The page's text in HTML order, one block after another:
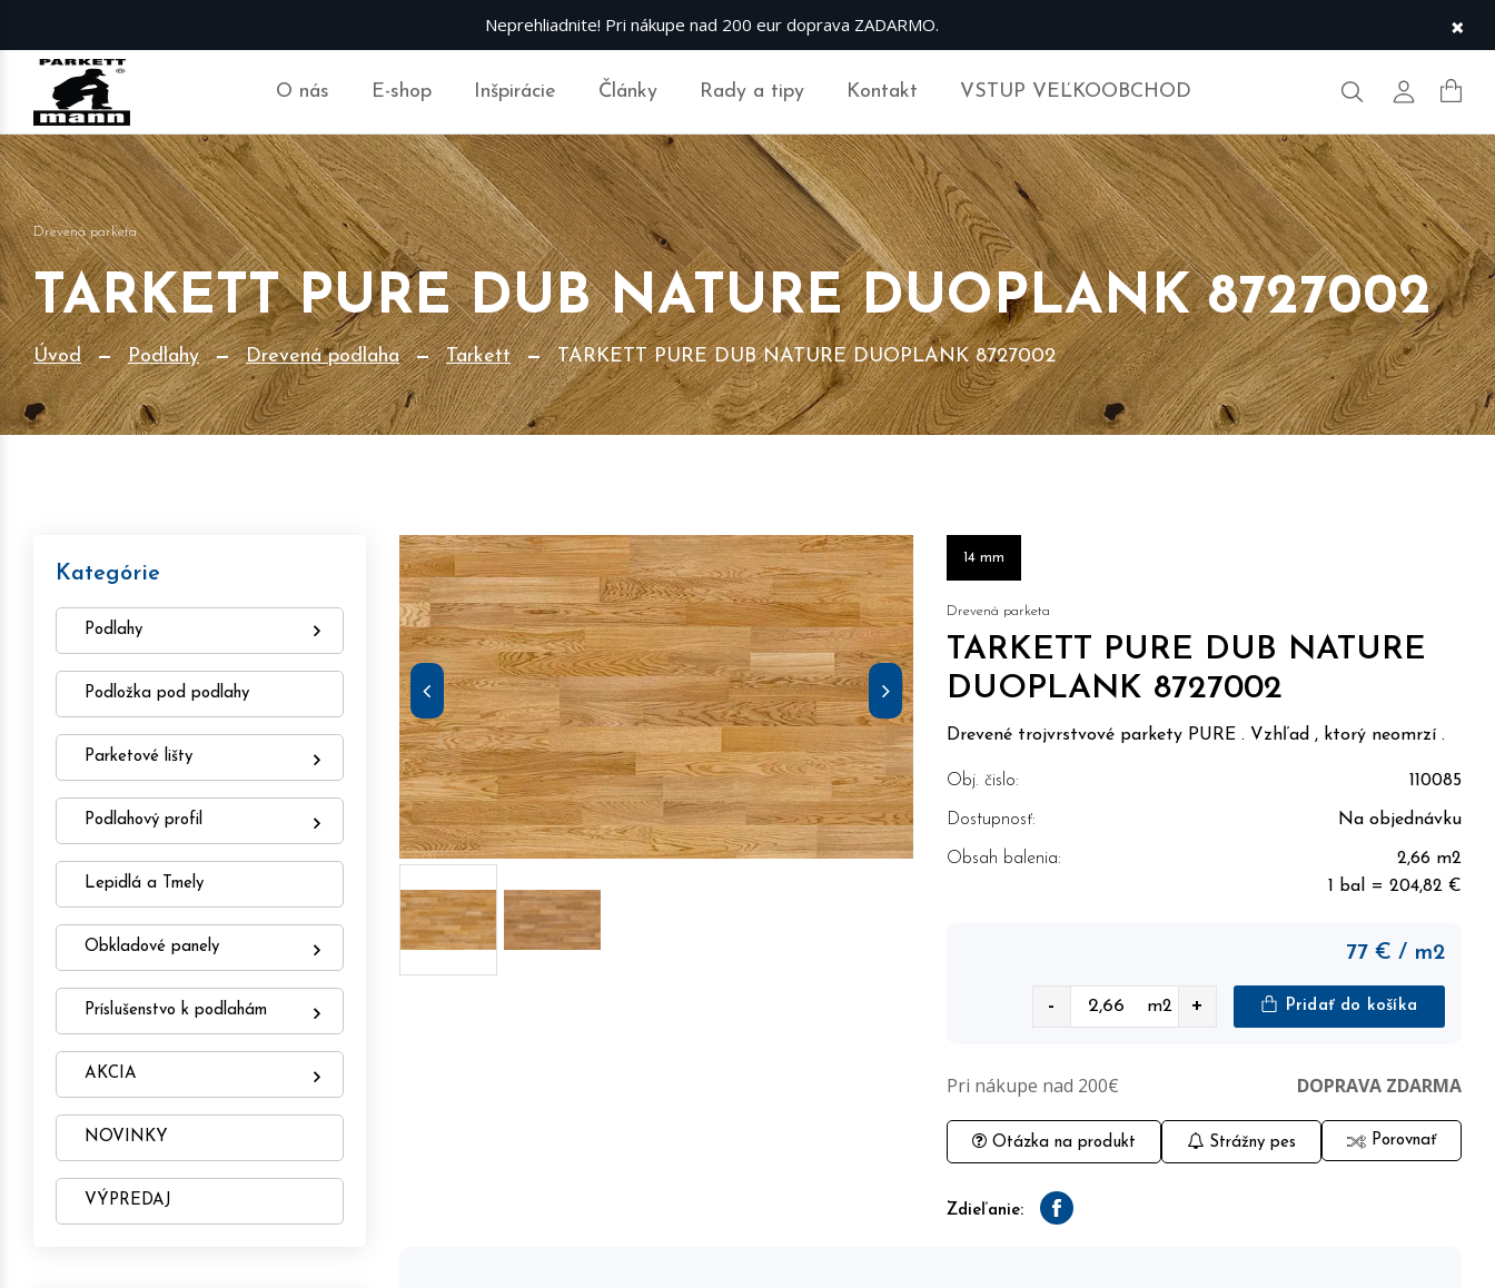
Neprehliadnite! Pri nákupe nad 200 eur doprava ZADARMO. ×
O nás E-shop Inšpirácie Články Rady a tipy Kontakt VSTUP VEĽKOOBCHOD Hľadať Môj účet
Drevená parketa
TARKETT PURE DUB NATURE DUOPLANK 8727002
Úvod Podlahy Drevená podlaha Tarkett TARKETT PURE DUB NATURE DUOPLANK 8727002
Kategórie
Podlahy
Podložka pod podlahy
Parketové lišty
Podlahový profil
Lepidlá a Tmely
Obkladové panely
Príslušenstvo k podlahám
AKCIA
NOVINKY
VÝPREDAJ
14 mm
Drevená parketa
TARKETT PURE DUB NATURE
DUOPLANK 8727002
Drevené trojvrstvové parkety PURE . Vzhľad , ktorý neomrzí .
Obj. čislo: 110085
Dostupnosť: Na objednávku
Obsah balenia:
2,66 m2
1 bal = 204,82 €
77 € / m2
- m2 + Pridať do košíka
Pri nákupe nad 200€ DOPRAVA ZDARMA
Otázka na produkt Strážny pes Porovnať
Zdieľanie: Facebook